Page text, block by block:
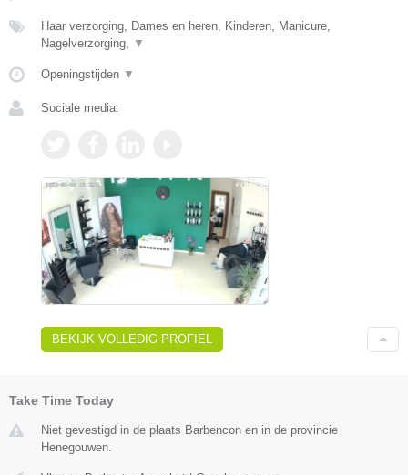
Haar verzorging, Dames en heren, Kinderen, Manicure,
Nagelverzorging,
▼
Openingstijden ▼
Sociale media:
BEKIJK VOLLEDIG PROFIEL
Take Time Today
Niet gevestigd in de plaats Barbencon en in de provincie
Henegouwen.